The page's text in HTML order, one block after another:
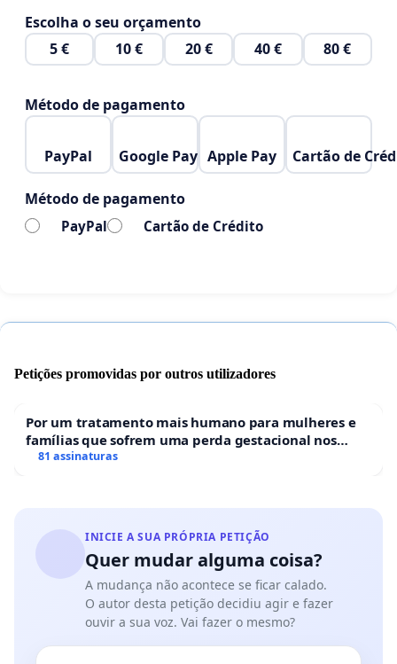
Escolha o seu orçamento
5 €
10 € 20 € 40 € 80 €
Método de pagamento
PayPal Google Pay Apple Pay Cartão de
Método de pagamento
PayPal Cartão de Crédito
Petições promovidas por outros utilizadores
Por um tratamento mais humano para mulheres e
famílias que sofrem uma perda gestacional nos
hospitais portugueses
81 assinaturas
INICIE A SUA PRÓPRIA PETIÇÃO
Quer mudar alguma coisa?
A mudança não acontece se ficar calado.
O autor desta petição decidiu agir e fazer
ouvir a sua voz. Vai fazer o mesmo?